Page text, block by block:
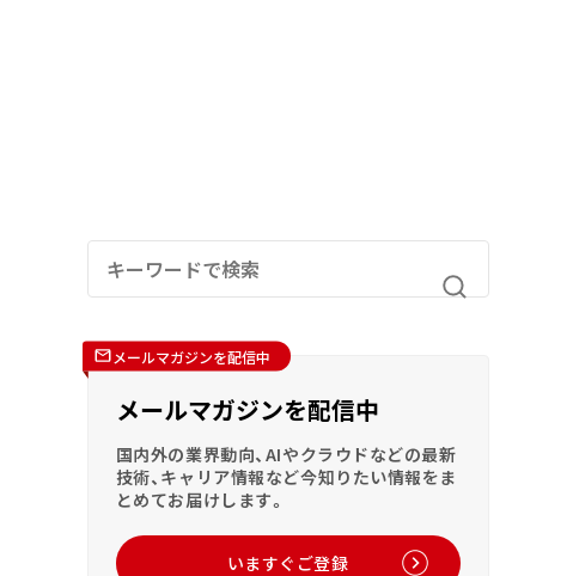
メールマガジンを配信中
メールマガジンを配信中
国内外の業界動向、AIやクラウドなどの最新
技術、キャリア情報など今知りたい情報をま
とめてお届けします。
いますぐご登録